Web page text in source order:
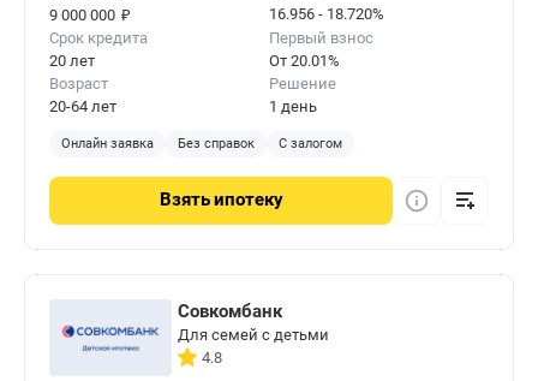
9 000 000 ₽
16.956 - 18.720%
Срок кредита
20 лет
Первый взнос
От 20.01%
Возраст
20-64 лет
Решение
1 день
Онлайн заявка Без справок С залогом
Взятьипотеку
Совкомбанк
Для семей с детьми
4.8